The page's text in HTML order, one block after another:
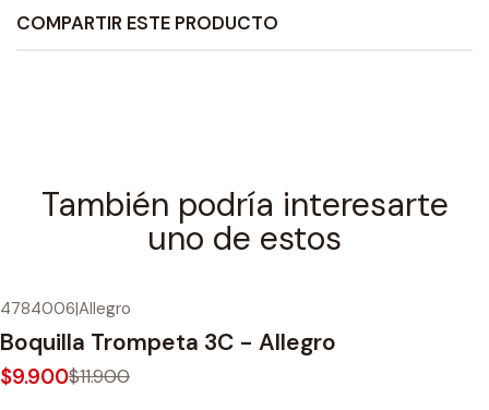
COMPARTIR ESTE PRODUCTO
También podría interesarte
uno de estos
4784006|Allegro
Boquilla Trompeta 3C - Allegro
$9.900$11.900